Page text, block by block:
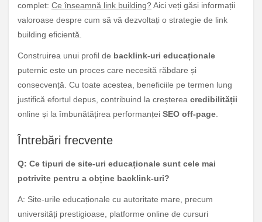
complet: Ce înseamnă link building?Aici veți găsi informații
valoroase despre cum să vă dezvoltați o strategie de link
building eficientă.
Construirea unui profil de backlink-uri educaționale
puternic este un proces care necesită răbdare și
consecvență. Cu toate acestea, beneficiile pe termen lung
justifică efortul depus, contribuind la creșterea credibilității
online și la îmbunătățirea performanței SEO off-page.
Întrebări frecvente
Q: Ce tipuri de site-uri educaționale sunt cele mai
potrivite pentru a obține backlink-uri?
A: Site-urile educaționale cu autoritate mare, precum
universități prestigioase, platforme online de cursuri